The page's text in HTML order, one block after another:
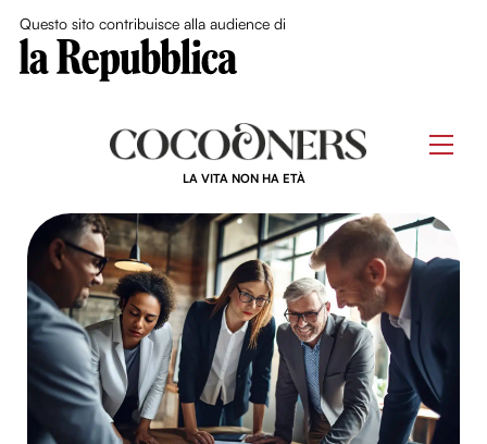
Questo sito contribuisce alla audience di
LA VITA NON HA ETÀ